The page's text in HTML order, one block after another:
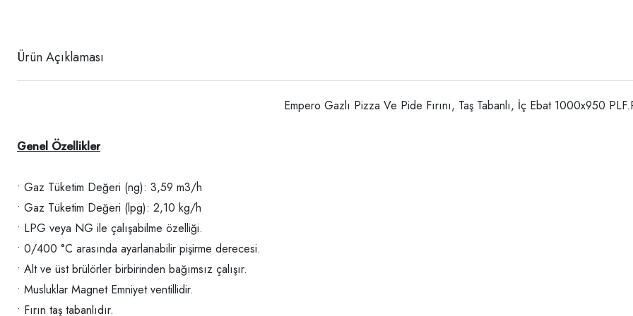
Ürün Açıklaması
Empero Gazlı Pizza Ve Pide Fırını, Taş Tabanlı, İç Ebat 1000x950
Genel Özellikler
• Gaz Tüketim Değeri (ng): 3,59 m3/h
• Gaz Tüketim Değeri (lpg): 2,10 kg/h
• LPG veya NG ile çalışabilme özelliği.
• 0/400 °C arasında ayarlanabilir pişirme derecesi.
• Alt ve üst brülörler birbirinden bağımsız çalışır.
• Musluklar Magnet Emniyet ventillidir.
• Fırın taş tabanlıdır.